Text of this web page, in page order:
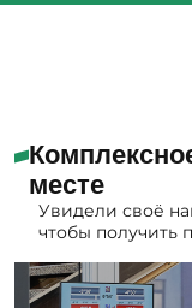
месте
Увидели своё
чтобы